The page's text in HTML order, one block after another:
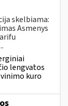
skelbiama:
Asmenys
lengvatos
kuro